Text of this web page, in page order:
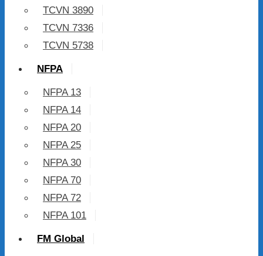
TCVN 3890
TCVN 7336
TCVN 5738
NFPA
NFPA 13
NFPA 14
NFPA 20
NFPA 25
NFPA 30
NFPA 70
NFPA 72
NFPA 101
FM Global